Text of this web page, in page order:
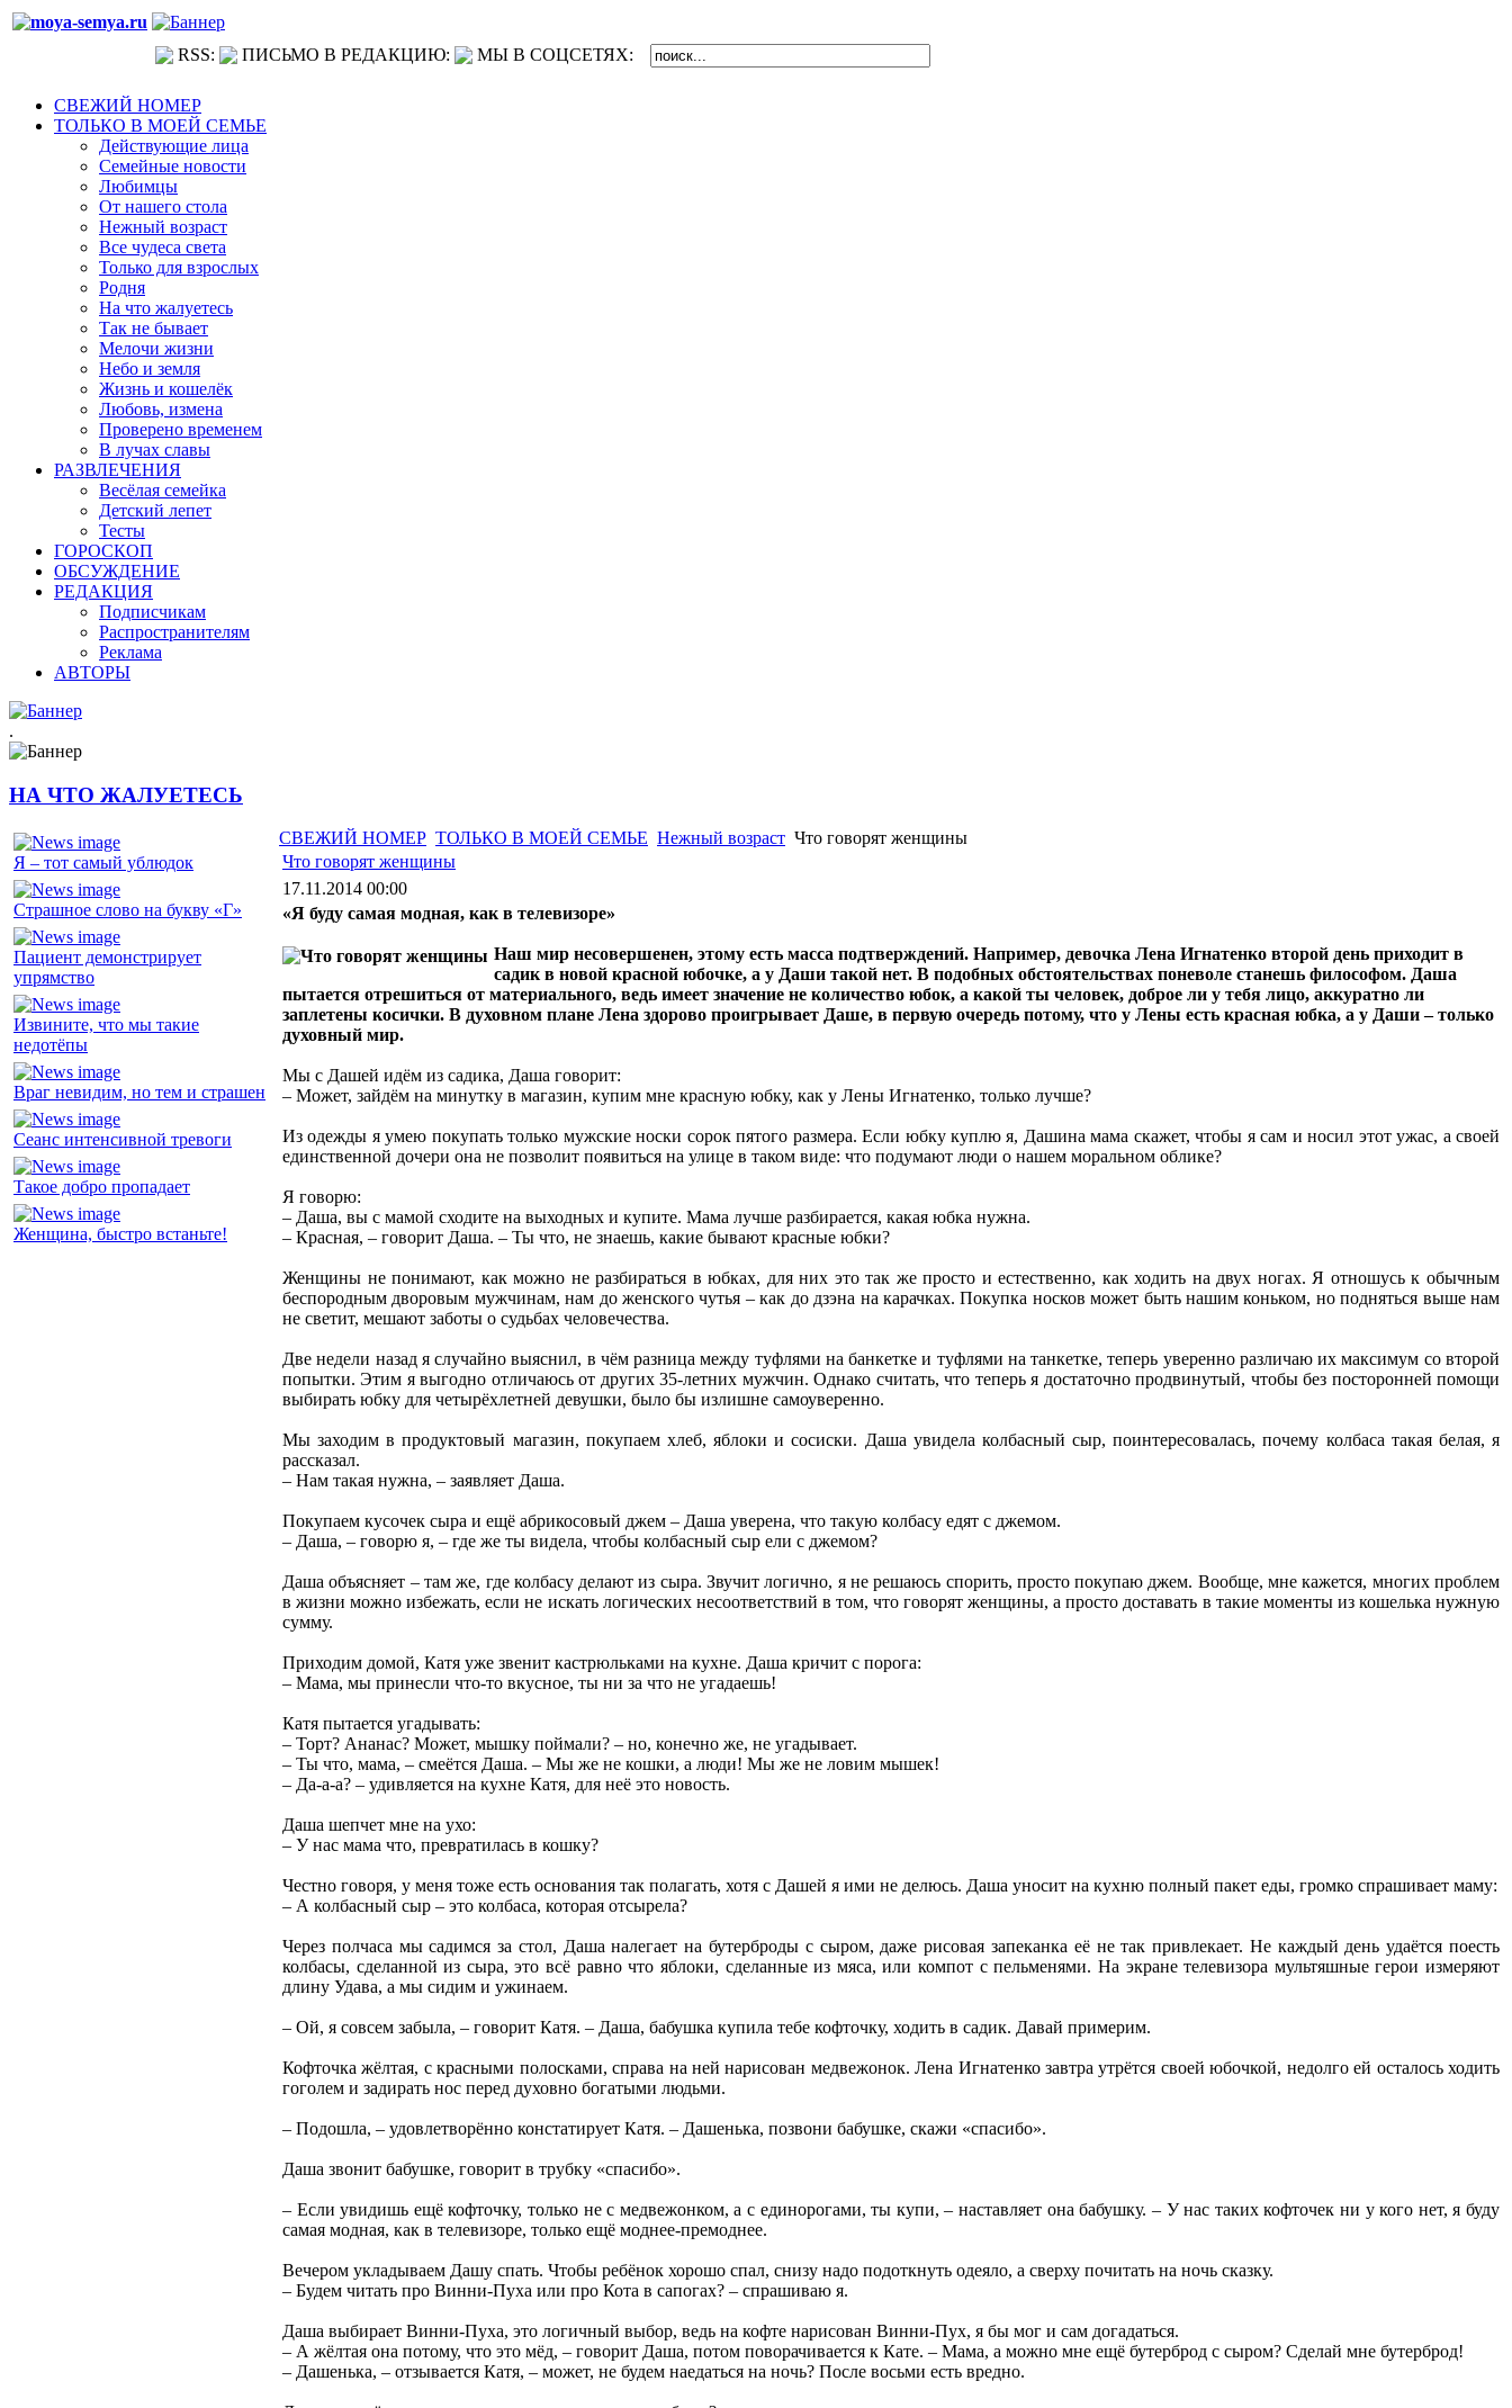
RSS: ПИСЬМО В РЕДАКЦИЮ: МЫ В СОЦСЕТЯХ:
СВЕЖИЙ НОМЕР
ТОЛЬКО В МОЕЙ СЕМЬЕ
Действующие лица
Семейные новости
Любимцы
От нашего стола
Нежный возраст
Все чудеса света
Только для взрослых
Родня
На что жалуетесь
Так не бывает
Мелочи жизни
Небо и земля
Жизнь и кошелёк
Любовь, измена
Проверено временем
В лучах славы
РАЗВЛЕЧЕНИЯ
Весёлая семейка
Детский лепет
Тесты
ГОРОСКОП
ОБСУЖДЕНИЕ
РЕДАКЦИЯ
Подписчикам
Распространителям
Реклама
АВТОРЫ
.
НА ЧТО ЖАЛУЕТЕСЬ
Я – тот самый ублюдок
Страшное слово на букву «Г»
Пациент демонстрирует
упрямство
Извините, что мы такие
недотёпы
Враг невидим, но тем и страшен
Сеанс интенсивной тревоги
Такое добро пропадает
Женщина, быстро встаньте!
СВЕЖИЙ НОМЕР ТОЛЬКО В МОЕЙ СЕМЬЕ Нежный возраст Что говорят женщины
Что говорят женщины
17.11.2014 00:00
«Я буду самая модная, как в телевизоре»
Наш мир несовершенен, этому есть масса подтверждений. Например, девочка Лена Игнатенко второй день приходит в
садик в новой красной юбочке, а у Даши такой нет. В подобных обстоятельствах поневоле станешь философом. Даша
пытается отрешиться от материального, ведь имеет значение не количество юбок, а какой ты человек, доброе ли у тебя лицо, аккуратно ли
заплетены косички. В духовном плане Лена здорово проигрывает Даше, в первую очередь потому, что у Лены есть красная юбка, а у Даши – только
духовный мир.
Мы с Дашей идём из садика, Даша говорит:
– Может, зайдём на минутку в магазин, купим мне красную юбку, как у Лены Игнатенко, только лучше?
Из одежды я умею покупать только мужские носки сорок пятого размера. Если юбку куплю я, Дашина мама скажет, чтобы я сам и носил этот ужас, а своей
единственной дочери она не позволит появиться на улице в таком виде: что подумают люди о нашем моральном облике?
Я говорю:
– Даша, вы с мамой сходите на выходных и купите. Мама лучше разбирается, какая юбка нужна.
– Красная, – говорит Даша. – Ты что, не знаешь, какие бывают красные юбки?
Женщины не понимают, как можно не разбираться в юбках, для них это так же просто и естественно, как ходить на двух ногах. Я отношусь к обычным
беспородным дворовым мужчинам, нам до женского чутья – как до дзэна на карачках. Покупка носков может быть нашим коньком, но подняться выше нам
не светит, мешают заботы о судьбах человечества.
Две недели назад я случайно выяснил, в чём разница между туфлями на банкетке и туфлями на танкетке, теперь уверенно различаю их максимум со второй
попытки. Этим я выгодно отличаюсь от других 35-летних мужчин. Однако считать, что теперь я достаточно продвинутый, чтобы без посторонней помощи
выбирать юбку для четырёхлетней девушки, было бы излишне самоуверенно.
Мы заходим в продуктовый магазин, покупаем хлеб, яблоки и сосиски. Даша увидела колбасный сыр, поинтересовалась, почему колбаса такая белая, я
рассказал.
– Нам такая нужна, – заявляет Даша.
Покупаем кусочек сыра и ещё абрикосовый джем – Даша уверена, что такую колбасу едят с джемом.
– Даша, – говорю я, – где же ты видела, чтобы колбасный сыр ели с джемом?
Даша объясняет – там же, где колбасу делают из сыра. Звучит логично, я не решаюсь спорить, просто покупаю джем. Вообще, мне кажется, многих проблем
в жизни можно избежать, если не искать логических несоответствий в том, что говорят женщины, а просто доставать в такие моменты из кошелька нужную
сумму.
Приходим домой, Катя уже звенит кастрюльками на кухне. Даша кричит с порога:
– Мама, мы принесли что-то вкусное, ты ни за что не угадаешь!
Катя пытается угадывать:
– Торт? Ананас? Может, мышку поймали? – но, конечно же, не угадывает.
– Ты что, мама, – смеётся Даша. – Мы же не кошки, а люди! Мы же не ловим мышек!
– Да-а-а? – удивляется на кухне Катя, для неё это новость.
Даша шепчет мне на ухо:
– У нас мама что, превратилась в кошку?
Честно говоря, у меня тоже есть основания так полагать, хотя с Дашей я ими не делюсь. Даша уносит на кухню полный пакет еды, громко спрашивает маму:
– А колбасный сыр – это колбаса, которая отсырела?
Через полчаса мы садимся за стол, Даша налегает на бутерброды с сыром, даже рисовая запеканка её не так привлекает. Не каждый день удаётся поесть
колбасы, сделанной из сыра, это всё равно что яблоки, сделанные из мяса, или компот с пельменями. На экране телевизора мультяшные герои измеряют
длину Удава, а мы сидим и ужинаем.
– Ой, я совсем забыла, – говорит Катя. – Даша, бабушка купила тебе кофточку, ходить в садик. Давай примерим.
Кофточка жёлтая, с красными полосками, справа на ней нарисован медвежонок. Лена Игнатенко завтра утрётся своей юбочкой, недолго ей осталось ходить
гоголем и задирать нос перед духовно богатыми людьми.
– Подошла, – удовлетворённо констатирует Катя. – Дашенька, позвони бабушке, скажи «спасибо».
Даша звонит бабушке, говорит в трубку «спасибо».
– Если увидишь ещё кофточку, только не с медвежонком, а с единорогами, ты купи, – наставляет она бабушку. – У нас таких кофточек ни у кого нет, я буду
самая модная, как в телевизоре, только ещё моднее-премоднее.
Вечером укладываем Дашу спать. Чтобы ребёнок хорошо спал, снизу надо подоткнуть одеяло, а сверху почитать на ночь сказку.
– Будем читать про Винни-Пуха или про Кота в сапогах? – спрашиваю я.
Даша выбирает Винни-Пуха, это логичный выбор, ведь на кофте нарисован Винни-Пух, я бы мог и сам догадаться.
– А жёлтая она потому, что это мёд, – говорит Даша, потом поворачивается к Кате. – Мама, а можно мне ещё бутерброд с сыром? Сделай мне бутерброд!
– Дашенька, – отзывается Катя, – может, не будем наедаться на ночь? После восьми есть вредно.